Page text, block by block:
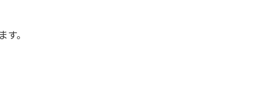
。